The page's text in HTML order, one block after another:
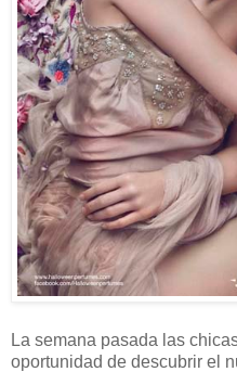
La semana pasada las
oportunidad de descubrir el